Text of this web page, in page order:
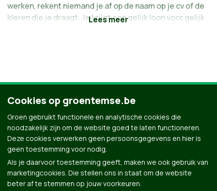
werken, rekent niemand je af op de naam op je cv of de
kleren die je draagt. Je krijgt een gelijk loon voor gelijk
kansen krijgt, dat voelt goed.
Cookies op groentemse.be
Groen gebruikt functionele en analytische cookies die
noodzakelijk zijn om de website goed te laten functioneren.
Deze cookies verwerken geen persoonsgegevens en hier is
geen toestemming voor nodig.
Als je daarvoor toestemming geeft, maken we ook gebruik van
marketingcookies. Die stellen ons in staat om de website
beter af te stemmen op jouw voorkeuren.